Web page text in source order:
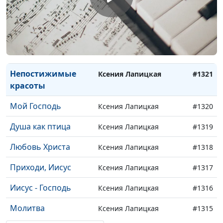
Звезда Ксения Лапицкая #1324
Спросил человек Ксения Лапицкая
Он так любит Ксения Лапицкая #1322
Непостижимые
красоты
Ксения Лапицкая #1321
Мой Господь Ксения Лапицкая #1320
Душа как птица Ксения Лапицкая #1319
Любовь Христа Ксения Лапицкая #1318
Приходи, Иисус Ксения Лапицкая #1317
Иисус - Господь Ксения Лапицкая #1316
Молитва Ксения Лапицкая #1315